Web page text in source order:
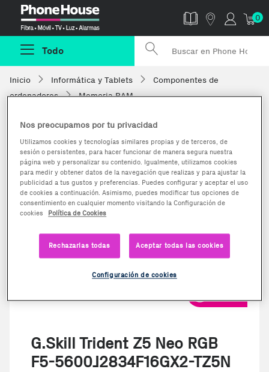
0
Todo
Inicio Informática y Tablets
Componentes de
ordenadores
Memoria RAM
G.Skill Trident Z5 Neo RGB
F5-5600J2834F16GX2-TZ5N
Nos preocupamos por tu privacidad
Utilizamos cookies y tecnologías similares propias y de terceros, de
sesión o persistentes, para hacer funcionar de manera segura nuestra
página web y personalizar su contenido. Igualmente, utilizamos cookies
para medir y obtener datos de la navegación que realizas y para ajustar la
publicidad a tus gustos y preferencias. Puedes configurar y aceptar el uso
de cookies a continuación. Asimismo, puedes modificar tus opciones de
consentimiento en cualquier momento visitando la Configuración de
cookies
Política de Cookies
Rechazarlas todas Aceptar todas las cookies
Configuración de cookies